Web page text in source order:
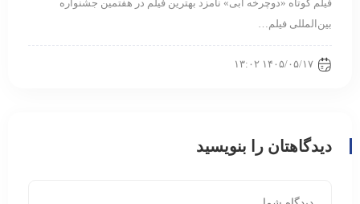
فیلم کوتاه «دوچرخه آبی» نامزد بهترین فیلم در هفتمین جشنواره
بین‌المللی فیلم…
۱۴۰۵/۰۵/۱۷ ۱۳:۰۲
دیدگاهتان را بنویسید